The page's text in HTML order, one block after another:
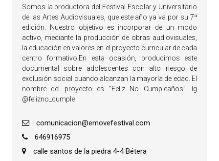
Somos la productora del Festival Escolar y Universitario
de las Artes Audiovisuales, que este año ya va por su 7ª
edición. Nuestro objetivo es incorporar de un modo
activo, mediante la producción de obras audiovisuales,
la educación en valores en el proyecto curricular de cada
centro formativo.En esta ocasión, producimos este
documental sobre adolescentes con alto riesgo de
exclusión social cuando alcanzan la mayoría de edad. El
nombre del proyecto es “Feliz No Cumpleaños”. Ig
@felizno_cumple
comunicacion@emovefestival.com
646916975
calle santos de la piedra 4-4 Bétera